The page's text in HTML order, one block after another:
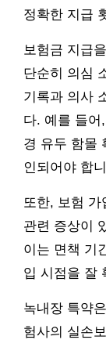
정확한 지급
보험금 지급
단순히 의심
기록과 의사
다. 예를 들어
경 유두 함몰
인되어야 합
또한, 보험 가
관련 증상이
이는 면책 기
입 시점을 잘
녹내장 특약
험사의 실손